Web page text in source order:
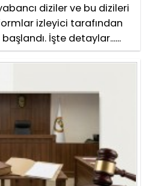
diziler ve bu dizileri
izleyici tarafından
İşte detaylar......